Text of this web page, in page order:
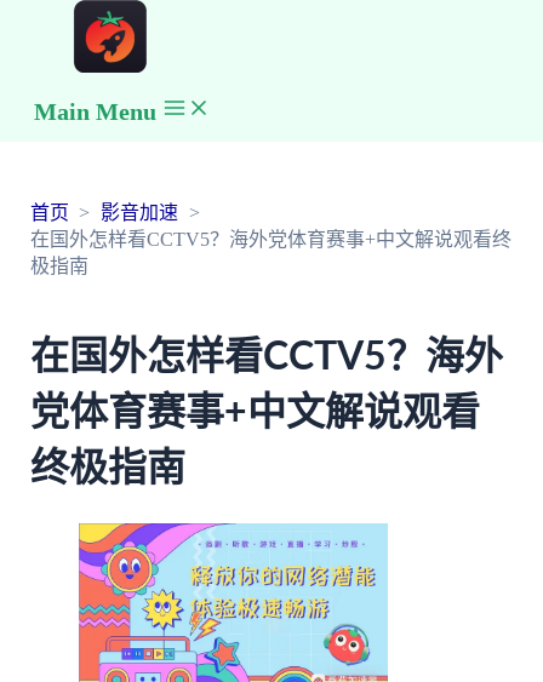
Main Menu
首页
影音加速
在国外怎样看CCTV5？海外党体育赛事+中文解说观看终
极指南
在国外怎样看CCTV5？海外
党体育赛事+中文解说观看
终极指南